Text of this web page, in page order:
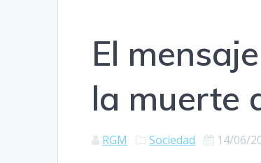
El
la muerte
RGM Sociedad 14/06/